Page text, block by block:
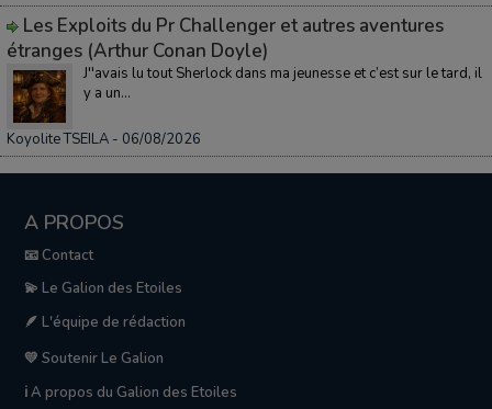
Les Exploits du Pr Challenger et autres aventures
étranges (Arthur Conan Doyle)
J''avais lu tout Sherlock dans ma jeunesse et c’est sur le tard, il
y a un...
Koyolite TSEILA - 06/08/2026
A PROPOS
📧 Contact
💫 Le Galion des Etoiles
🪶 L'équipe de rédaction
💛 Soutenir Le Galion
ℹ️ A propos du Galion des Etoiles